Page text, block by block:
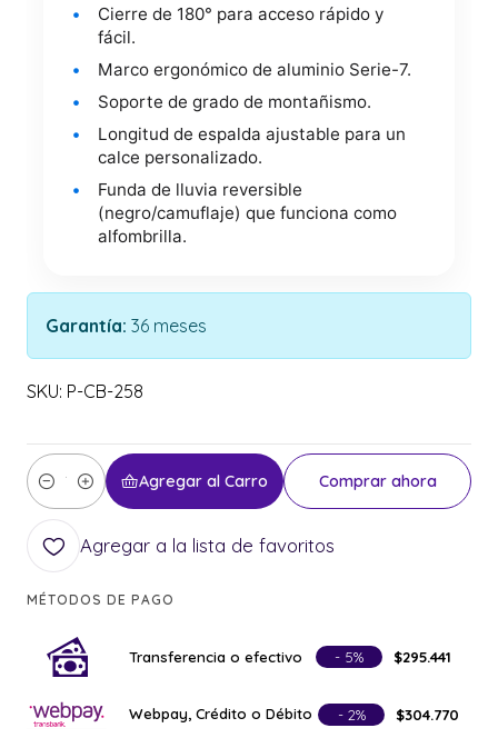
Cierre de 180° para acceso rápido y
fácil.
Marco ergonómico de aluminio Serie-7.
Soporte de grado de montañismo.
Longitud de espalda ajustable para un
calce personalizado.
Funda de lluvia reversible
(negro/camuflaje) que funciona como
alfombrilla.
Garantía: 36 meses
SKU: P-CB-258
Cantidad
Agregar al Carro Comprar ahora
Agregar a la lista de favoritos
MÉTODOS DE PAGO
Transferencia o efectivo - 5% $295.441
Webpay, Crédito o Débito - 2% $304.770